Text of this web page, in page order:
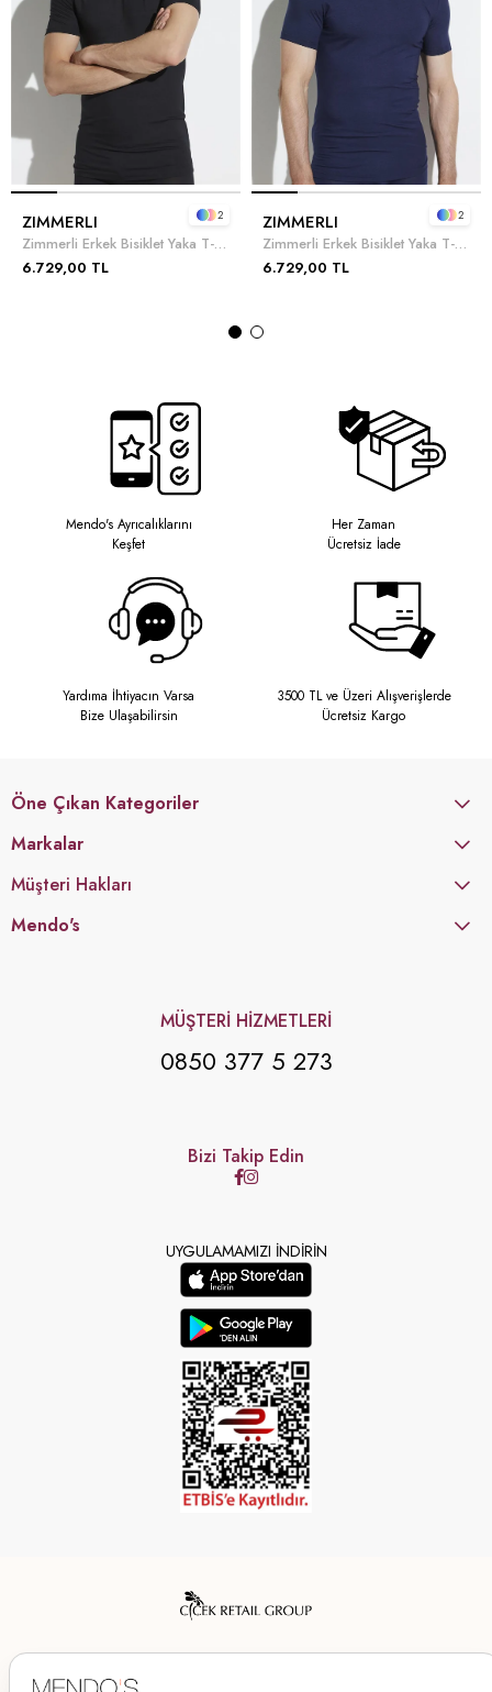
ZIMMERLI
Zimmerli Erkek Bisiklet Yaka T-Shirt
6.729,00 TL
2 ZIMMERLI
Zimmerli Erkek Bisiklet Yaka T-Shirt
6.729,00 TL
2
Mendo's Ayrıcalıklarını
Keşfet
Her Zaman
Ücretsiz İade
Yardıma İhtiyacın Varsa
Bize Ulaşabilirsin
3500 TL ve Üzeri Alışverişlerde
Ücretsiz Kargo
Öne Çıkan Kategoriler
Markalar
Müşteri Hakları
Mendo's
MÜŞTERİ HİZMETLERİ
0850 377 5 273
Bizi Takip Edin
UYGULAMAMIZI İNDİRİN